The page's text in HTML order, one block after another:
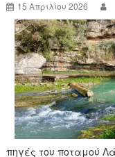
k
15 Απριλίου 2026
πηγές του ποταμού